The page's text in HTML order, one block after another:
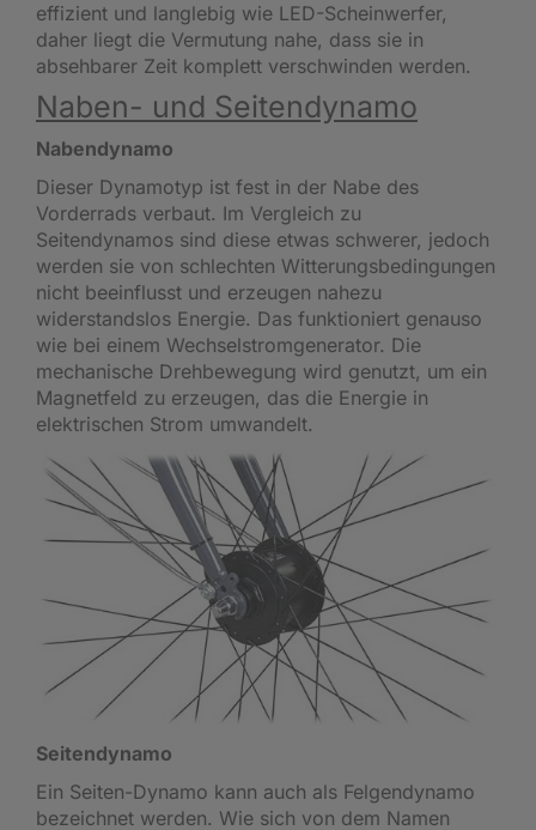
effizient und langlebig wie LED-Scheinwerfer,
daher liegt die Vermutung nahe, dass sie in
absehbarer Zeit komplett verschwinden werden.
Naben- und Seitendynamo
Nabendynamo
Dieser Dynamotyp ist fest in der Nabe des
Vorderrads verbaut. Im Vergleich zu
Seitendynamos sind diese etwas schwerer, jedoch
werden sie von schlechten Witterungsbedingungen
nicht beeinflusst und erzeugen nahezu
widerstandslos Energie. Das funktioniert genauso
wie bei einem Wechselstromgenerator. Die
mechanische Drehbewegung wird genutzt, um ein
Magnetfeld zu erzeugen, das die Energie in
elektrischen Strom umwandelt.
Seitendynamo
Ein Seiten-Dynamo kann auch als Felgendynamo
bezeichnet werden. Wie sich von dem Namen